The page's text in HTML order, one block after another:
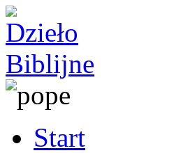
Start